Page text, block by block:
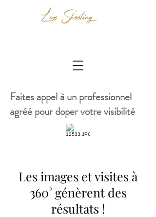
Lux Shooting
Faites appel à un professionnel
agréé pour doper votre visibilité
Les images et visites à
360° génèrent des
résultats !